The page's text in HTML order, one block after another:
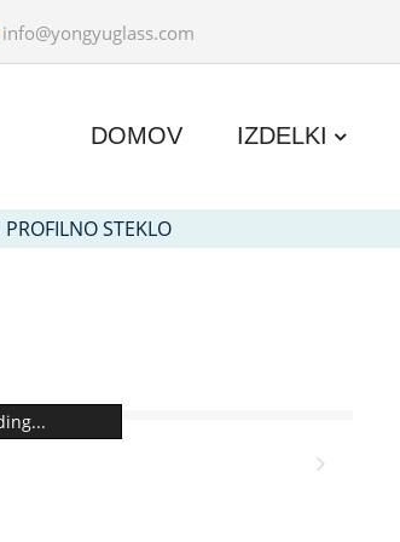
info@yongyuglass.com
DOMOV IZDELKI
STEKLO